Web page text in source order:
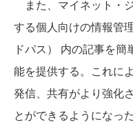
また、マイネット・
する個人向けの情報管
ドパス） 内の記事を
能を提供する。これに
発信、共有がより強化
とができるようになった